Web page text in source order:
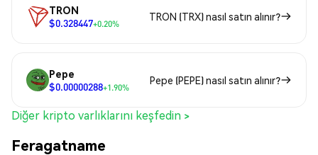
TRON
$0.328447+0.20%
TRON (TRX) nasıl satın alınır?
Pepe
$0.00000288+1.90%
Pepe (PEPE) nasıl satın alınır?
Diğer kripto varlıklarını keşfedin >
Feragatname